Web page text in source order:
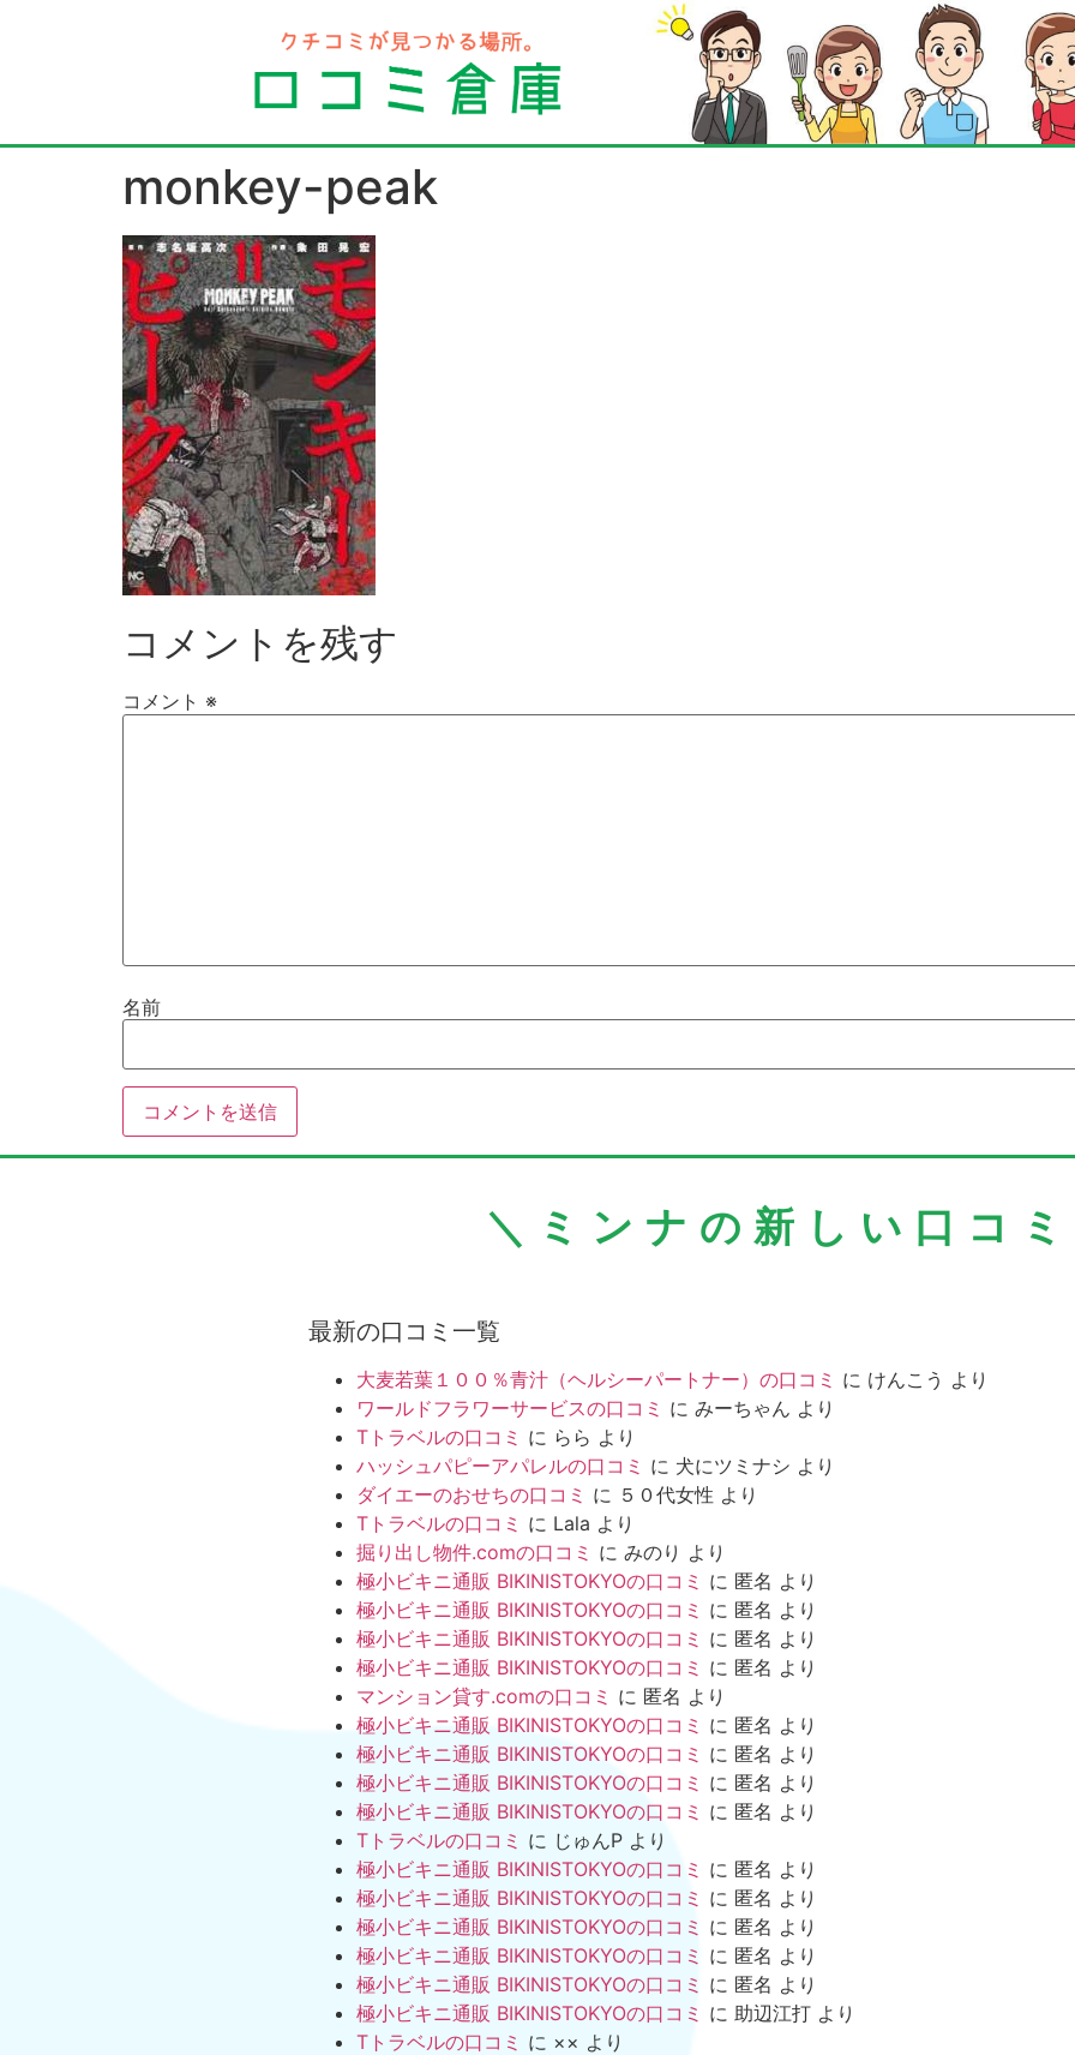
monkey-peak
コメントを残す
コメント ※
名前
＼ミンナの新しい口コ
最新の口コミ一覧
大麦若葉１００％青汁（ヘルシーパートナー）の口コミ に けんこう より
ワールドフラワーサービスの口コミ に みーちゃん より
Tトラベルの口コミ に らら より
ハッシュパピーアパレルの口コミ に 犬にツミナシ より
ダイエーのおせちの口コミ に ５０代女性 より
Tトラベルの口コミ に Lala より
掘り出し物件.comの口コミ に みのり より
極小ビキニ通販 BIKINISTOKYOの口コミ に 匿名 より
極小ビキニ通販 BIKINISTOKYOの口コミ に 匿名 より
極小ビキニ通販 BIKINISTOKYOの口コミ に 匿名 より
極小ビキニ通販 BIKINISTOKYOの口コミ に 匿名 より
マンション貸す.comの口コミ に 匿名 より
極小ビキニ通販 BIKINISTOKYOの口コミ に 匿名 より
極小ビキニ通販 BIKINISTOKYOの口コミ に 匿名 より
極小ビキニ通販 BIKINISTOKYOの口コミ に 匿名 より
極小ビキニ通販 BIKINISTOKYOの口コミ に 匿名 より
Tトラベルの口コミ に じゅんP より
極小ビキニ通販 BIKINISTOKYOの口コミ に 匿名 より
極小ビキニ通販 BIKINISTOKYOの口コミ に 匿名 より
極小ビキニ通販 BIKINISTOKYOの口コミ に 匿名 より
極小ビキニ通販 BIKINISTOKYOの口コミ に 匿名 より
極小ビキニ通販 BIKINISTOKYOの口コミ に 匿名 より
極小ビキニ通販 BIKINISTOKYOの口コミ に 助辺江打 より
Tトラベルの口コミ に ×× より